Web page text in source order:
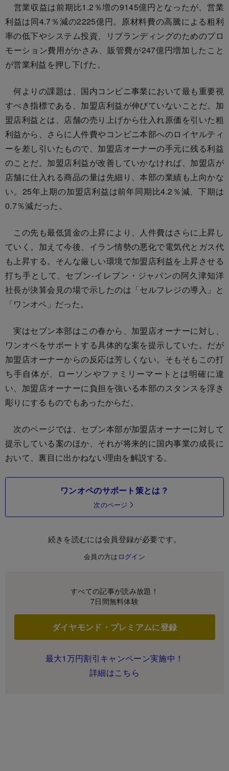
営業収益は前期比1.2％増の9145億円となったが、営業
利益は同4.7％減の2225億円。原材料費の高騰による粗利
率の低下やシステム投資、リブランディングのためのプロ
モーション費用がかさみ、販管費が247億円増加したこと
が営業利益を押し下げた。
何よりの課題は、国内コンビニ事業において最も重要視
すべき指標である、加盟店利益が伸びていないことだ。加
盟店利益とは、店舗の売り上げから仕入れ原価を引いた粗
利益から、さらに人件費やコンビニ本部へのロイヤルティ
ーを差し引いたもので、加盟店オーナーの手元に残る利益
のことだ。加盟店利益が改善していかなければ、加盟店が
店舗に仕入れる商品の量は先細り、本部の業績も上向かな
い。25年上期の加盟店利益は前年同期比4.2％減、下期は
0.7％減だった。
この先も最低賃金の上昇により、人件費はさらに上昇し
ていく。加えて今後、イラン情勢の悪化で電気代とガス代
も上昇する。そんな厳しい環境で加盟店利益を上昇させる
打ち手として、セブン-イレブン・ジャパンの阿久津知洋
社長が決算会見の場で示したのは「セルフレジの導入」と
「ワンオペ」だった。
実はセブン本部はこの春から、加盟店オーナーに対し、
ワンオペをサポートする具体的な案を提示していた。だが
加盟店オーナーからの反応は芳しくない。そもそもこの打
ち手自体が、ローソンやファミリーマートとは明確に違
い、加盟店オーナーに負担を強いる本部のスタンスを浮き
彫りにするものでもあったからだ。
次のページでは、セブン本部が加盟店オーナーに対して
提示している案のほか、それが将来的に国内事業の成長に
おいて、裏目に出かねない理由を解説する。
ワンオペのサポート策とは？
次のページ
続きを読むには会員登録が必要です。
会員の方は ログイン
すべての記事が読み放題！
7日間無料体験
ダイヤモンド・プレミアムに登録
最大1万円割引キャンペーン実施中！
詳細はこちら